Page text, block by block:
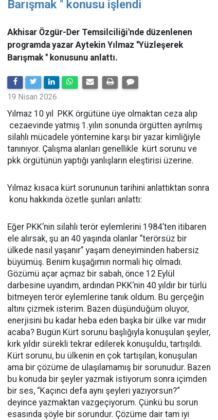
Barışmak '' konusu işlendi
Akhisar Özgür-Der Temsilciliği'nde düzenlenen
programda yazar Aytekin Yılmaz ''Yüzleşerek
Barışmak '' konusunu anlattı.
19 Nisan 2026
Yılmaz 10 yıl PKK örgütüne üye olmaktan ceza alıp
cezaevinde yatmış 1.yılın sonunda örgütten ayrılmış
silahlı mücadele yöntemine karşı bir yazar kimliğiyle
tanınıyor. Çalışma alanları genellikle kürt sorunu ve
pkk örgütünün yaptığı yanlışların eleştirisi üzerine.
Yılmaz kısaca kürt sorununun tarihini anlattıktan sonra
konu hakkında özetle şunları anlattı:
Eğer PKK’nin silahlı terör eylemlerini 1984’ten itibaren
ele alırsak, şu an 40 yaşında olanlar “terörsüz bir
ülkede nasıl yaşanır” yaşam deneyiminden habersiz
büyümüş. Benim kuşağımın normali hiç olmadı.
Gözümü açar açmaz bir sabah, önce 12 Eylül
darbesine uyandım, ardından PKK’nin 40 yıldır bir türlü
bitmeyen terör eylemlerine tanık oldum. Bu gerçeğin
altını çizmek isterim. Bazen düşündüğüm oluyor,
enerjisini bu kadar heba eden başka bir ülke var mıdır
acaba? Bugün Kürt sorunu başlığıyla konuşulan şeyler,
kırk yıldır sürekli tekrar edilerek konuşuldu, tartışıldı.
Kürt sorunu, bu ülkenin en çok tartışılan, konuşulan
ama bir çözüme de ulaşılamamış bir sorunudur. Bazen
bu konuda bir şeyler yazmak istiyorum sonra içimden
bir ses, “Kaçıncı defa aynı şeyleri yazıyorsun?”
deyince yazmaktan vazgeçiyorum. Çünkü bu sorun
esasında şöyle bir sorundur. Çözüme dair tam iyi